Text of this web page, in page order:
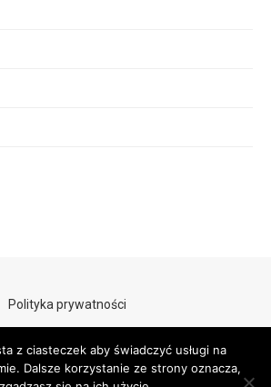
Polityka prywatności
z ciasteczek aby świadczyć usługi na
Dalsze korzystanie ze strony oznacza,